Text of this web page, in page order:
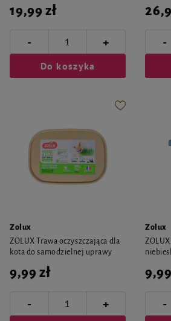
19,99 zł
- +
Do koszyka
-
Zolux
ZOLUX Trawa oczyszczająca dla
kota do samodzielnej uprawy
9,99 zł
- +
Zolux
-